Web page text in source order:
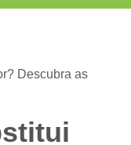
Descubra as